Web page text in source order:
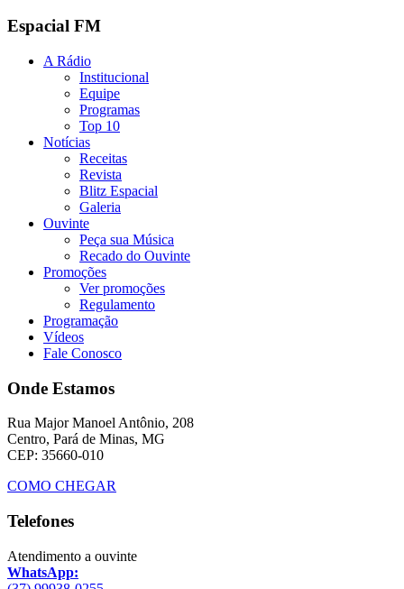
Espacial FM
A Rádio
Institucional
Equipe
Programas
Top 10
Notícias
Receitas
Revista
Blitz Espacial
Galeria
Ouvinte
Peça sua Música
Recado do Ouvinte
Promoções
Ver promoções
Regulamento
Programação
Vídeos
Fale Conosco
Onde Estamos
Rua Major Manoel Antônio, 208
Centro, Pará de Minas, MG
CEP: 35660-010
COMO CHEGAR
Telefones
Atendimento a ouvinte
WhatsApp: